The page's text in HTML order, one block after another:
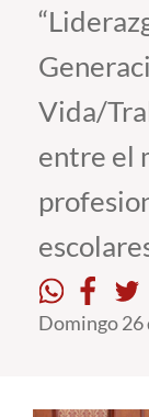
Admisión
Pregrado
Postgrado
Formación
Estudiantes
Académicos
Vida/
entre el
Domingo 26